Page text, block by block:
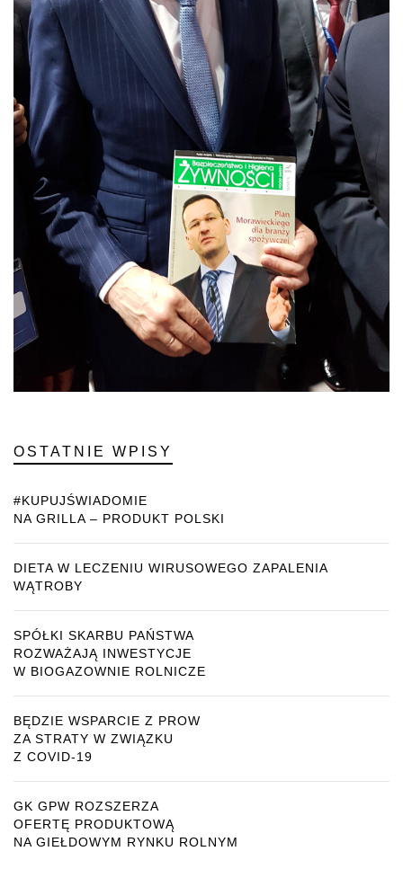
OSTATNIE WPISY
#KUPUJŚWIADOMIE
NA GRILLA – PRODUKT POLSKI
DIETA W LECZENIU WIRUSOWEGO ZAPALENIA
WĄTROBY
SPÓŁKI SKARBU PAŃSTWA
ROZWAŻAJĄ INWESTYCJE
W BIOGAZOWNIE ROLNICZE
BĘDZIE WSPARCIE Z PROW
ZA STRATY W ZWIĄZKU
Z COVID-19
GK GPW ROZSZERZA
OFERTĘ PRODUKTOWĄ
NA GIEŁDOWYM RYNKU ROLNYM